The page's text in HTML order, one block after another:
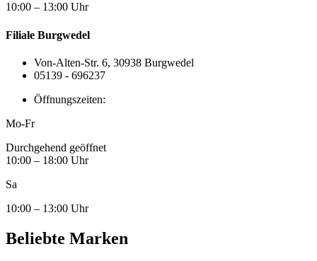
10:00 – 13:00 Uhr
Filiale Burgwedel
Von-Alten-Str. 6, 30938 Burgwedel
05139 - 696237
Öffnungszeiten:
Mo-Fr
Durchgehend geöffnet
10:00 – 18:00 Uhr
Sa
10:00 – 13:00 Uhr
Beliebte Marken